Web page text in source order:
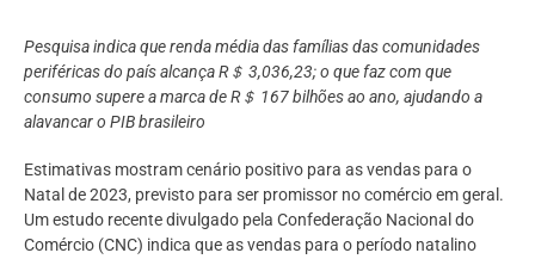
Pesquisa indica que renda média das famílias das comunidades
periféricas do país alcança R＄ 3,036,23; o que faz com que
consumo supere a marca de R＄ 167 bilhões ao ano, ajudando a
alavancar o PIB brasileiro
Estimativas mostram cenário positivo para as vendas para o
Natal de 2023, previsto para ser promissor no comércio em geral.
Um estudo recente divulgado pela Confederação Nacional do
Comércio (CNC) indica que as vendas para o período natalino